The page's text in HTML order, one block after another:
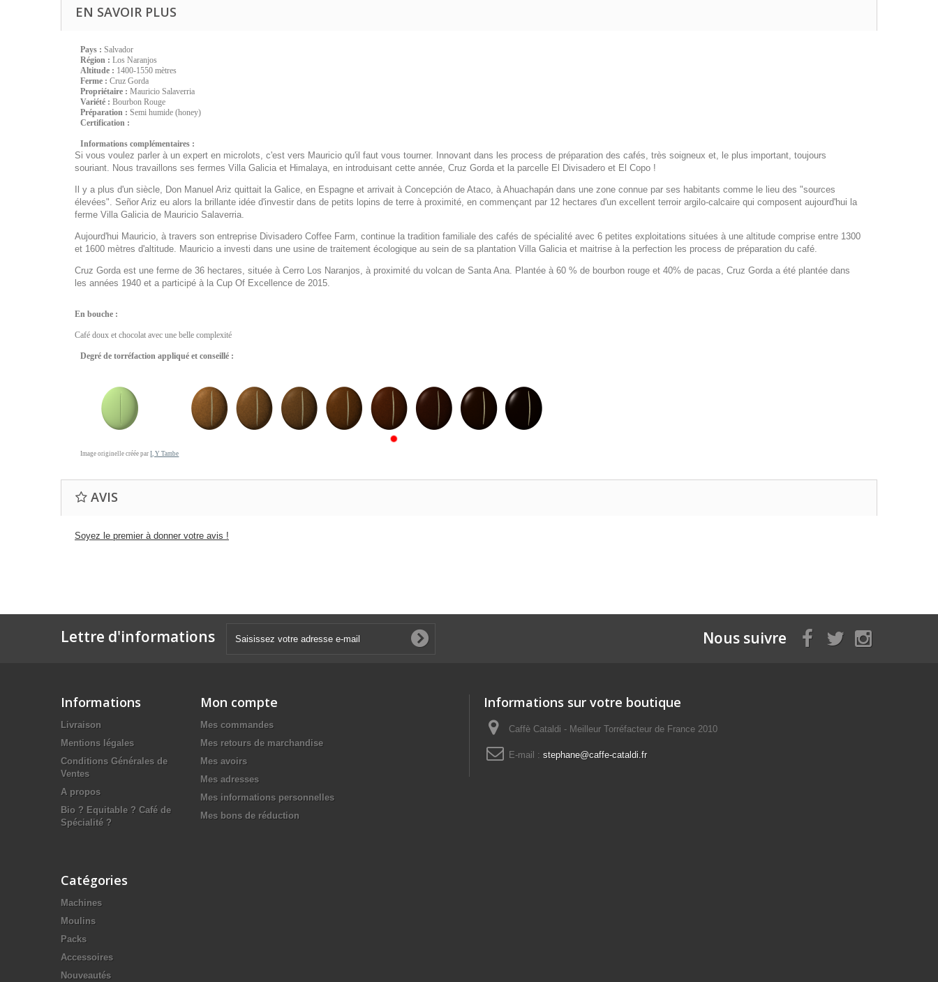
EN SAVOIR PLUS
Pays : Salvador
Région : Los Naranjos
Altitude : 1400-1550 mètres
Ferme : Cruz Gorda
Propriétaire : Mauricio Salaverria
Variété : Bourbon Rouge
Préparation : Semi humide (honey)
Certification :
Informations complémentaires :
Si vous voulez parler à un expert en microlots, c'est vers Mauricio qu'il faut vous tourner. Innovant dans les process de préparation des cafés, très soigneux et, le plus important, toujours
souriant. Nous travaillons ses fermes Villa Galicia et Himalaya, en introduisant cette année, Cruz Gorda et la parcelle El Divisadero et El Copo !
Il y a plus d'un siècle, Don Manuel Ariz quittait la Galice, en Espagne et arrivait à Concepción de Ataco, à Ahuachapán dans une zone connue par ses habitants comme le lieu des "sources
élevées". Señor Ariz eu alors la brillante idée d'investir dans de petits lopins de terre à proximité, en commençant par 12 hectares d'un excellent terroir argilo-calcaire qui composent aujourd'hui la
ferme Villa Galicia de Mauricio Salaverria.
Aujourd'hui Mauricio, à travers son entreprise Divisadero Coffee Farm, continue la tradition familiale des cafés de spécialité avec 6 petites exploitations situées à une altitude comprise entre 1300
et 1600 mètres d'altitude. Mauricio a investi dans une usine de traitement écologique au sein de sa plantation Villa Galicia et maitrise à la perfection les process de préparation du café.
Cruz Gorda est une ferme de 36 hectares, située à Cerro Los Naranjos, à proximité du volcan de Santa Ana. Plantée à 60 % de bourbon rouge et 40% de pacas, Cruz Gorda a été plantée dans
les années 1940 et a participé à la Cup Of Excellence de 2015.
En bouche :
Café doux et chocolat avec une belle complexité
Degré de torréfaction appliqué et conseillé :
Image originelle créée parI, Y Tambe
AVIS
Soyez le premier à donner votre avis !
Lettre d'informations Nous suivre
Informations
Livraison
Mentions légales
Conditions Générales de
Ventes
A propos
Bio ? Equitable ? Café de
Spécialité ?
Mon compte
Mes commandes
Mes retours de marchandise
Mes avoirs
Mes adresses
Mes informations personnelles
Mes bons de réduction
Informations sur votre boutique
Caffè Cataldi - Meilleur Torréfacteur de France 2010
E-mail : stephane@caffe-cataldi.fr
Catégories
Machines
Moulins
Packs
Accessoires
Nouveautés